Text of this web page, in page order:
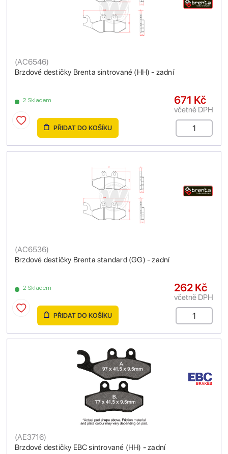
Brzdové destičky Brenta sintrované (HH) - zadní
(AC6546)
2 Skladem 671 Kč
včetně DPH
PŘIDAT DO KOŠÍKU
Brzdové destičky Brenta standard (GG) - zadní
(AC6536)
2 Skladem 262 Kč
včetně DPH
PŘIDAT DO KOŠÍKU
Brzdové destičky EBC sintrované (HH) - zadní
(AE3716)